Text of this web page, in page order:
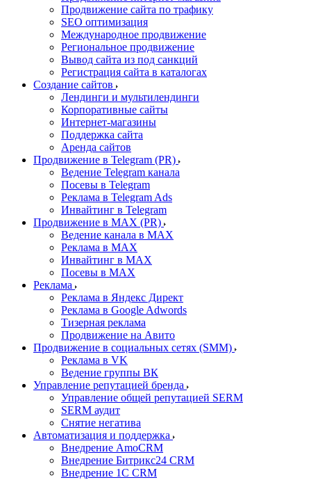
Продвижение сайта по трафику
SEO оптимизация
Международное продвижение
Региональное продвижение
Вывод сайта из под санкций
Регистрация сайта в каталогах
Создание сайтов
Лендинги и мультилендинги
Корпоративные сайты
Интернет-магазины
Поддержка сайта
Аренда сайтов
Продвижение в Telegram (PR)
Ведение Telegram канала
Посевы в Telegram
Реклама в Telegram Ads
Инвайтинг в Telegram
Продвижение в MAX (PR)
Ведение канала в MAX
Реклама в MAX
Инвайтинг в MAX
Посевы в MAX
Реклама
Реклама в Яндекс Директ
Реклама в Google Adwords
Тизерная реклама
Продвижение на Авито
Продвижение в социальных сетях (SMM)
Реклама в VK
Ведение группы ВК
Управление репутацией бренда
Управление общей репутацией SERM
SERM аудит
Снятие негатива
Автоматизация и поддержка
Внедрение AmoCRM
Внедрение Битрикс24 CRM
Внедрение 1C CRM